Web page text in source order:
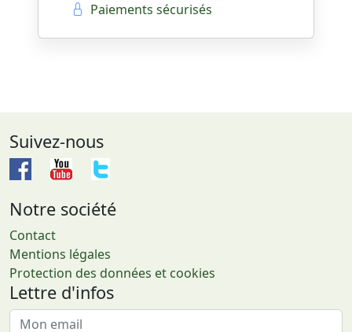
Paiements sécurisés
Suivez-nous
Notre société
Contact
Mentions légales
Protection des données et cookies
Lettre d'infos